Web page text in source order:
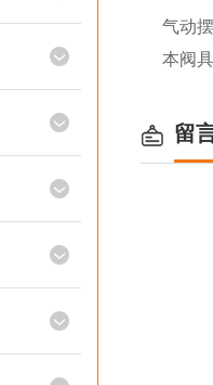
气动
本阀
留